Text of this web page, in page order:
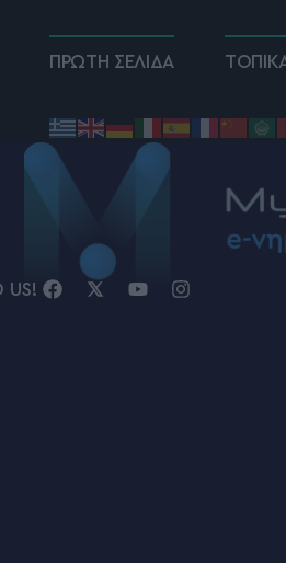
ΠΡΩΤΗ ΣΕΛΙΔΑ
US!